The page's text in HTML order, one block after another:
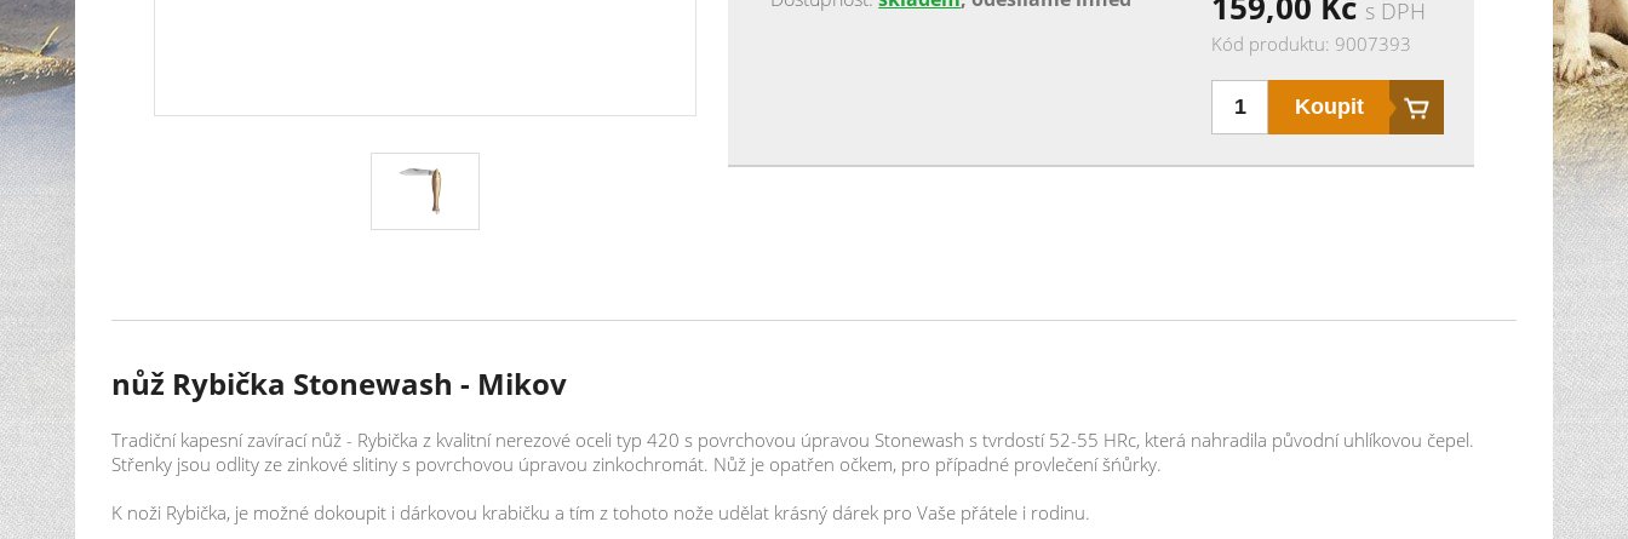
čepele: nerezová ocel 420 - 52-55 HRc materiál střenky: slitina zinku délka střenky: 78 mm
délka čepele: 55 mm šířka čepele: 11 mm hmotnost výrobku: 30 g pouzdro: papírová
dětskými léty - je to jeden z mála výrobků světa, jenž dokázal oslovit (a stále oslovuje)
generace lidí, beze změny tvaru, již několik desítek let (odhadem již 100let) - rybička je
nostalgická záležitost, u které máte záruku že vyloudí na tváři obdarovaného úsměv. Díky
s DPH
Kód produktu: 9007393
nůž Rybička Stonewash - Mikov
Tradiční kapesní zavírací nůž - Rybička z kvalitní nerezové oceli typ 420 s povrchovou úpravou Stonewash s tvrdostí 52-55 HRc, která nahradila původní uhlíkovou čepel.
Střenky jsou odlity ze zinkové slitiny s povrchovou úpravou zinkochromát. Nůž je opatřen očkem, pro případné provlečení šńůrky.
K noži Rybička, je možné dokoupit i dárkovou krabičku a tím z tohoto nože udělat krásný dárek pro Vaše přátele i rodinu.